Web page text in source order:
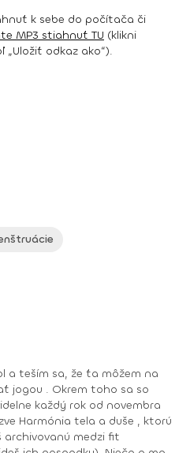
k sebe do počítača či
MP3 stiahnuť TU (klikni
odkaz ako“).
každý rok od novembra
medzi fit